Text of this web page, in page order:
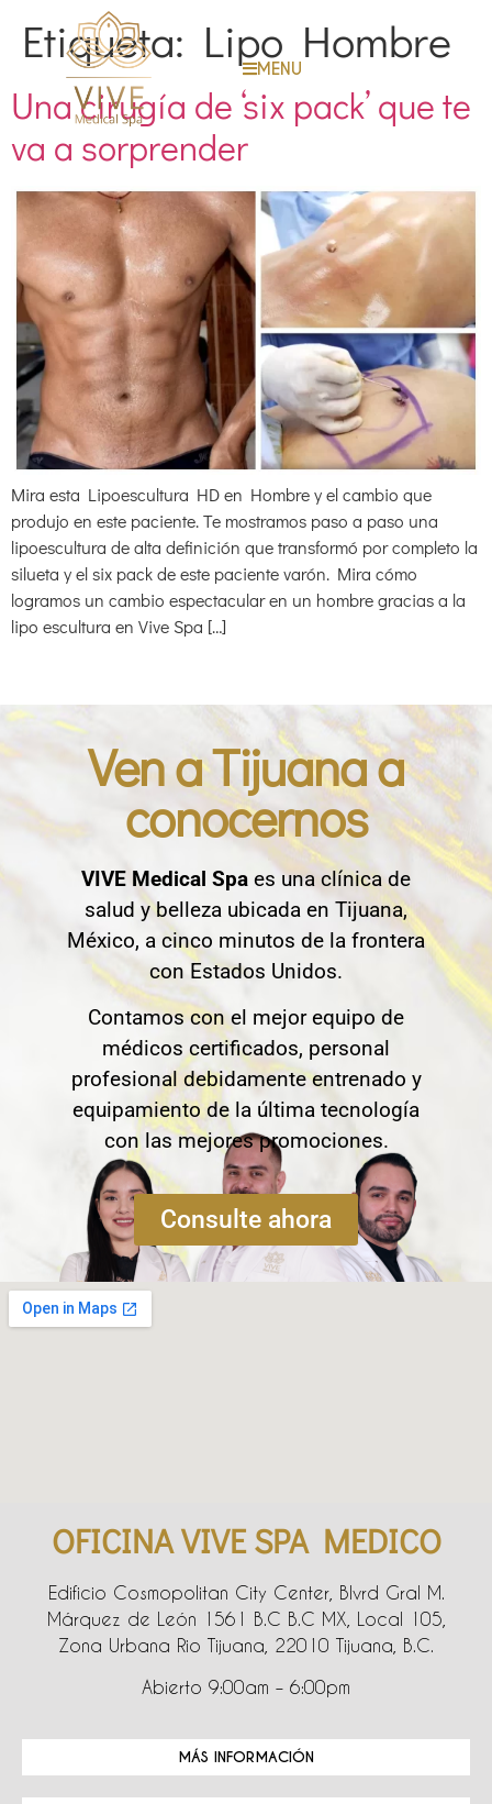
MENU
Etiqueta: Lipo Hombre
Una cirugía de ‘six pack’ que te
va a sorprender
Mira esta Lipoescultura HD en Hombre y el cambio que
produjo en este paciente. Te mostramos paso a paso una
lipoescultura de alta definición que transformó por completo la
silueta y el six pack de este paciente varón. Mira cómo
logramos un cambio espectacular en un hombre gracias a la
lipo escultura en Vive Spa […]
Ven a Tijuana a
conocernos
VIVE Medical Spa es una clínica de
salud y belleza ubicada en Tijuana,
México, a cinco minutos de la frontera
con Estados Unidos.
Contamos con el mejor equipo de
médicos certificados, personal
profesional debidamente entrenado y
equipamiento de la última tecnología
con las mejores promociones.
Consulte ahora
OFICINA VIVE SPA MEDICO
Edificio Cosmopolitan City Center, Blvrd Gral M.
Márquez de León 1561 B.C B.C MX, Local 105,
Zona Urbana Rio Tijuana, 22010 Tijuana, B.C.
Abierto 9:00am – 6:00pm
MÁS INFORMACIÓN